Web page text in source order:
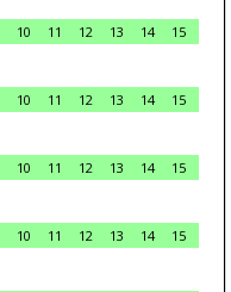
10 11 12 13 14
15
10 11 12 13 14
15
10 11 12 13 14
15
10 11 12 13 14
15